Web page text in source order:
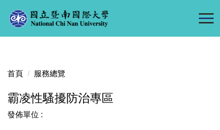
到
區
首頁 服務總覽
霸凌性騷擾防治專區
發佈單位 :